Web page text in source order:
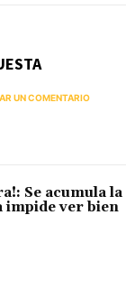
UN COMENTARIO
Se acumula la
impide ver bien